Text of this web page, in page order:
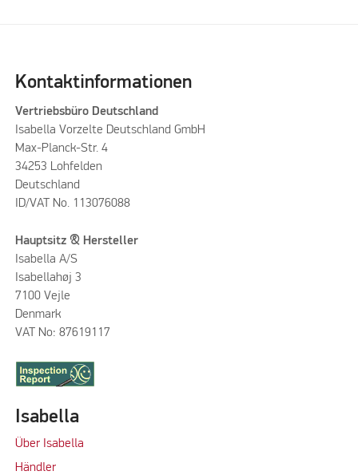
Kontaktinformationen
Vertriebsbüro Deutschland
Isabella Vorzelte Deutschland GmbH
Max-Planck-Str. 4
34253 Lohfelden
Deutschland
ID/VAT No. 113076088
Hauptsitz & Hersteller
Isabella A/S
Isabellahøj 3
7100 Vejle
Denmark
VAT No: 87619117
Isabella
Über Isabella
Händler